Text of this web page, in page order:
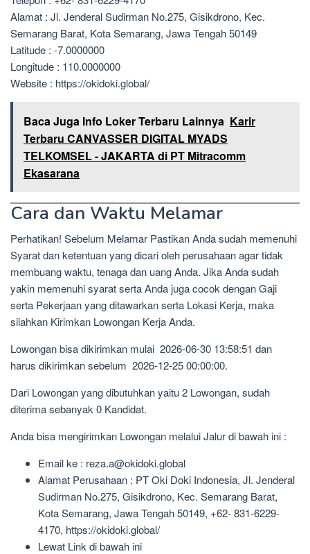
Alamat : Jl. Jenderal Sudirman No.275, Gisikdrono, Kec.
Semarang Barat, Kota Semarang, Jawa Tengah 50149
Latitude : -7.0000000
Longitude : 110.0000000
Website : https://okidoki.global/
Baca Juga Info Loker Terbaru Lainnya Karir
Terbaru CANVASSER DIGITAL MYADS
TELKOMSEL - JAKARTA di PT Mitracomm
Ekasarana
Cara dan Waktu Melamar
Perhatikan! Sebelum Melamar Pastikan Anda sudah memenuhi
Syarat dan ketentuan yang dicari oleh perusahaan agar tidak
membuang waktu, tenaga dan uang Anda. Jika Anda sudah
yakin memenuhi syarat serta Anda juga cocok dengan Gaji
serta Pekerjaan yang ditawarkan serta Lokasi Kerja, maka
silahkan Kirimkan Lowongan Kerja Anda.
Lowongan bisa dikirimkan mulai 2026-06-30 13:58:51 dan
harus dikirimkan sebelum 2026-12-25 00:00:00.
Dari Lowongan yang dibutuhkan yaitu 2 Lowongan, sudah
diterima sebanyak 0 Kandidat.
Anda bisa mengirimkan Lowongan melalui Jalur di bawah ini :
Email ke : reza.a@okidoki.global
Alamat Perusahaan : PT Oki Doki Indonesia, Jl. Jenderal
Sudirman No.275, Gisikdrono, Kec. Semarang Barat,
Kota Semarang, Jawa Tengah 50149, +62- 831-6229-
4170, https://okidoki.global/
Lewat Link di bawah ini